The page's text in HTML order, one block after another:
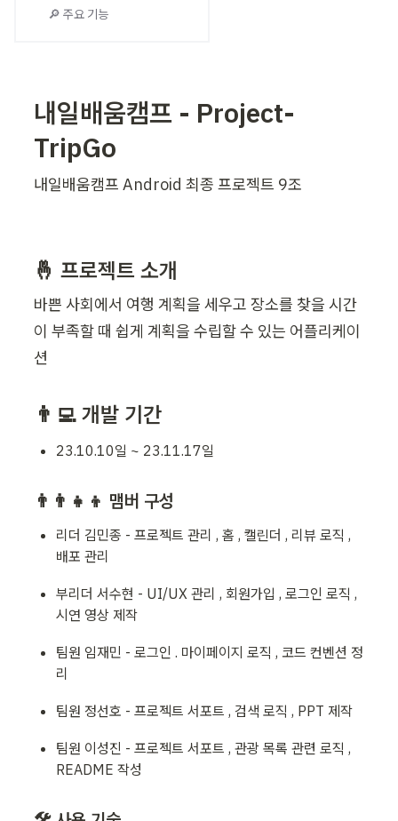
🔎 주요 기능
내일배움캠프 - Project-
TripGo
내일배움캠프 Android 최종 프로젝트 9조
🤞 프로젝트 소개
바쁜 사회에서 여행 계획을 세우고 장소를 찾을 시간
이 부족할 때 쉽게 계획을 수립할 수 있는 어플리케이
👨‍💻 개발 기간
23.10.10일 ~ 23.11.17일
👨‍👨‍👧‍👦 맴버 구성
리더 김민종 - 프로젝트 관리 , 홈 , 캘린더 , 리뷰 로직 ,
배포 관리
부리더 서수현 - UI/UX 관리 , 회원가입 , 로그인 로직 ,
시연 영상 제작
팀원 임재민 - 로그인 . 마이페이지 로직 , 코드 컨벤션 정
리
팀원 정선호 - 프로젝트 서포트 , 검색 로직 , PPT 제작
팀원 이성진 - 프로젝트 서포트 , 관광 목록 관련 로직 ,
README 작성